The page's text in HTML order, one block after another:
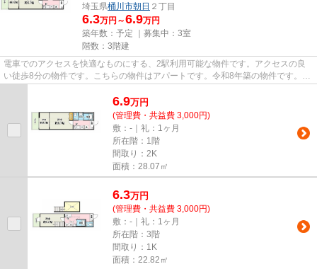
埼玉県桶川市朝日 ２丁目
6.3万円～6.9万円
築年数：予定 ｜募集中： 3室
階数：3階建
電車でのアクセスを快適なものにする、2駅利用可能な物件です。アクセスの良
い徒歩8分の物件です。こちらの物件はアパートです。令和8年築の物件です。桶
6.9万円
(管理費・共益費 3,000円)
敷：-｜礼：1ヶ月
所在階：1階
間取り：2K
面積：28.07㎡
6.3万円
(管理費・共益費 3,000円)
敷：-｜礼：1ヶ月
所在階：3階
間取り：1K
面積：22.82㎡